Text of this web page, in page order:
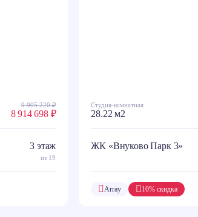
9 905 220 ₽
8 914 698 ₽
3 этаж
из 19
Студия-комнатная
28.22 м2
ЖК «Внуково Парк 3»
10% скидка
Array